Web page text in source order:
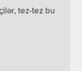
tez-tez bu